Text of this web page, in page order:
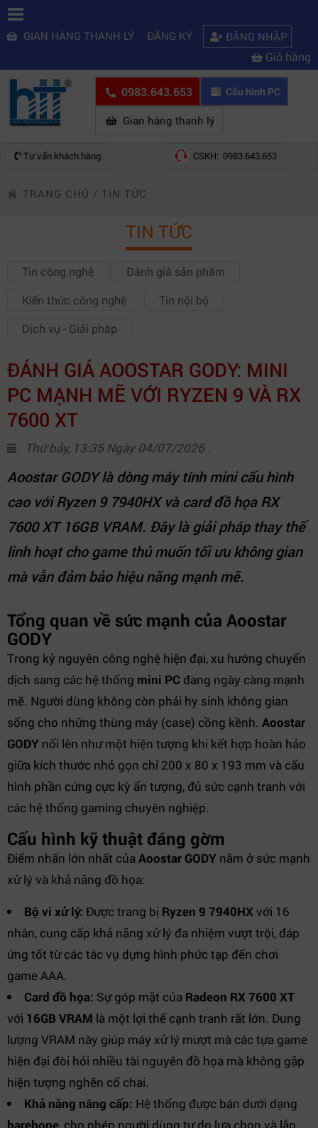
GIAN HÀNG THANH LÝ ĐĂNG KÝ ĐĂNG NHẬP
Giỏ hàng
0983.643.653 Cấu hình PC
Gian hàng thanh lý
Tư vấn khách hàng CSKH: 0983.643.653
TRANG CHỦ / TIN TỨC
TIN TỨC
Tin công nghệ
Đánh giá sản phẩm
Kiến thức công nghệ
Tin nội bộ
Dịch vụ - Giải pháp
ĐÁNH GIÁ AOOSTAR GODY: MINI
PC MẠNH MẼ VỚI RYZEN 9 VÀ RX
7600 XT
Thứ bảy, 13:35 Ngày 04/07/2026 .
Aoostar GODY là dòng máy tính mini cấu hình
cao với Ryzen 9 7940HX và card đồ họa RX
7600 XT 16GB VRAM. Đây là giải pháp thay thế
linh hoạt cho game thủ muốn tối ưu không gian
mà vẫn đảm bảo hiệu năng mạnh mẽ.
Tổng quan về sức mạnh của Aoostar
GODY
Trong kỷ nguyên công nghệ hiện đại, xu hướng chuyển
dịch sang các hệ thống mini PC đang ngày càng mạnh
mẽ. Người dùng không còn phải hy sinh không gian
sống cho những thùng máy (case) cồng kềnh. Aoostar
GODY nổi lên như một hiện tượng khi kết hợp hoàn hảo
giữa kích thước nhỏ gọn chỉ 200 x 80 x 193 mm và cấu
hình phần cứng cực kỳ ấn tượng, đủ sức cạnh tranh với
các hệ thống gaming chuyên nghiệp.
Cấu hình kỹ thuật đáng gờm
Điểm nhấn lớn nhất của Aoostar GODY nằm ở sức mạnh
xử lý và khả năng đồ họa:
Bộ vi xử lý: Được trang bị Ryzen 9 7940HXvới 16
nhân, cung cấp khả năng xử lý đa nhiệm vượt trội, đáp
ứng tốt từ các tác vụ dựng hình phức tạp đến chơi
game AAA.
Card đồ họa: Sự góp mặt của Radeon RX 7600 XT
với 16GB VRAM là một lợi thế cạnh tranh rất lớn. Dung
lượng VRAM này giúp máy xử lý mượt mà các tựa game
hiện đại đòi hỏi nhiều tài nguyên đồ họa mà không gặp
hiện tượng nghẽn cổ chai.
Khả năng nâng cấp: Hệ thống được bán dưới dạng